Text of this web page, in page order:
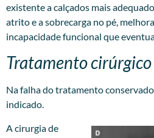
existente a calçados mais
atrito e a sobrecarga no pé,
incapacidade funcional que
Tratamento
Na falha do tratamento
indicado.
A cirurgia de